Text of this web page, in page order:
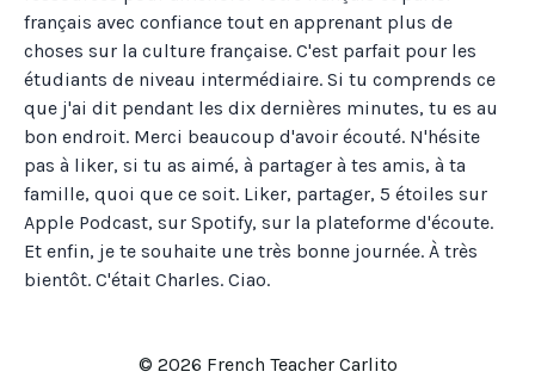
français avec confiance tout en apprenant plus de
choses sur la culture française. C'est parfait pour les
étudiants de niveau intermédiaire. Si tu comprends ce
que j'ai dit pendant les dix dernières minutes, tu es au
bon endroit. Merci beaucoup d'avoir écouté. N'hésite
pas à liker, si tu as aimé, à partager à tes amis, à ta
famille, quoi que ce soit. Liker, partager, 5 étoiles sur
Apple Podcast, sur Spotify, sur la plateforme d'écoute.
Et enfin, je te souhaite une très bonne journée. À très
bientôt. C'était Charles. Ciao.
© 2026 French Teacher Carlito